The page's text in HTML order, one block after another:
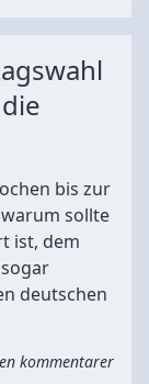
bis zur
sollte
ist, dem
deutschen
kommentarer